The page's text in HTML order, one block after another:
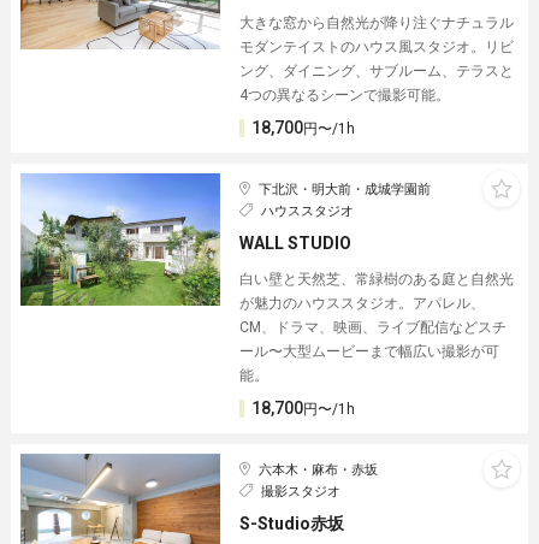
大きな窓から自然光が降り注ぐナチュラル
モダンテイストのハウス風スタジオ。リビ
ング、ダイニング、サブルーム、テラスと
4つの異なるシーンで撮影可能。
18,700円〜/1h
下北沢・明大前・成城学園前
ハウススタジオ
WALL STUDIO
白い壁と天然芝、常緑樹のある庭と自然光
が魅力のハウススタジオ。アパレル、
CM、ドラマ、映画、ライブ配信などスチ
ール〜大型ムービーまで幅広い撮影が可
能。
18,700円〜/1h
六本木・麻布・赤坂
撮影スタジオ
S-Studio赤坂